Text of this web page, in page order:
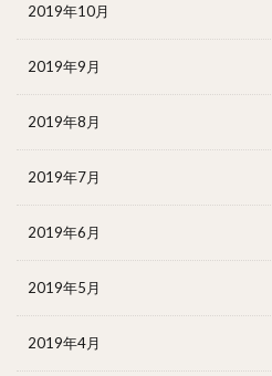
2019年10月
2019年9月
2019年8月
2019年7月
2019年6月
2019年5月
2019年4月